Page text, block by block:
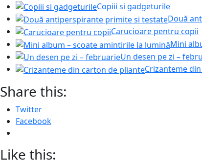
Copiii si gadgeturile
Două
Carucioare pentru copii
Mini
Un desen pe zi –
Crizanteme
Share this:
Twitter
Facebook
Like this: